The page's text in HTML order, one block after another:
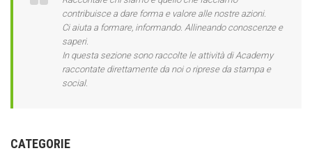
contribuisce a dare forma e valore alle nostre azioni.
Ci aiuta a formare, informando. Allineando conoscenze e
saperi.
In questa sezione sono raccolte le attività di Academy
raccontate direttamente da noi o riprese da stampa e
social.
CATEGORIE